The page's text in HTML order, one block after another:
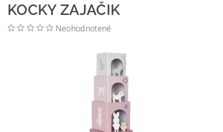
KOCKY ZAJAČIK
Neohodnotené